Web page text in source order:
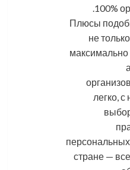
100%
Плюсы
не
максимально
легко,
стране —